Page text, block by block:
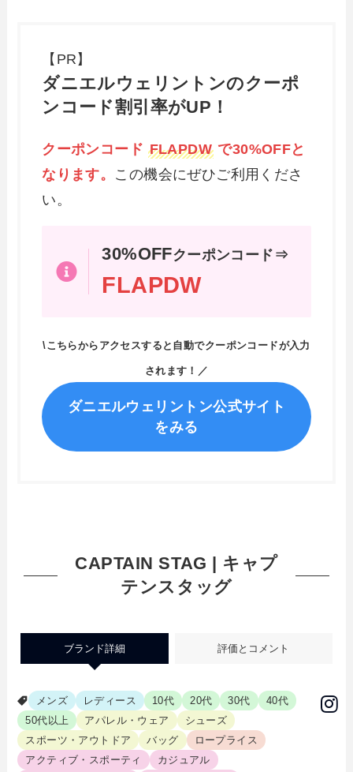
【PR】
ダニエルウェリントンのクーポ
ンコード割引率がUP！
クーポンコード FLAPDWで30%OFFと
なります。 この機会にぜひご利用くださ
い。
30%OFFクーポンコード⇒
FLAPDW
\こちらからアクセスすると自動でクーポンコードが入力
されます！／
ダニエルウェリントン公式サイト
をみる
CAPTAIN STAG | キャプ
テンスタッグ
ブランド詳細 評価とコメント
メンズ レディース 10代 20代 30代
40代
50代以上
アパレル・ウェア
シューズ
スポーツ・アウトドア
バッグ
ロープライス
アクティブ・スポーティ
カジュアル